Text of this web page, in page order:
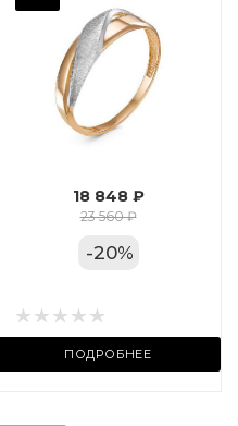
18 848 ₽
23 560 ₽
-20%
ПОДРОБНЕЕ